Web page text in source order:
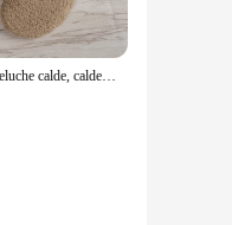
Pantofole in peluche calde, calde e comode per la casa invernale da donna e da uomo